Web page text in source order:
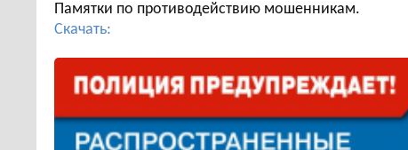
Памятки по противодействию мошенникам.
Скачать: